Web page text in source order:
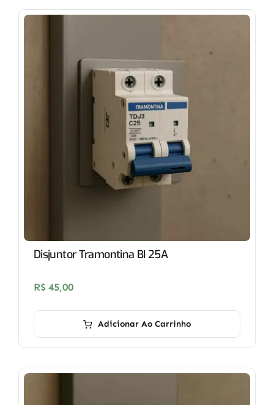
Disjuntor Tramontina BI 25A
R$ 45,00
Adicionar Ao Carrinho